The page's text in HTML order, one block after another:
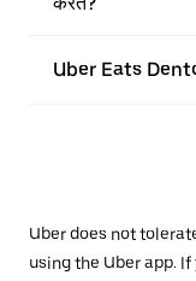
Uber Eats
Uber does not
using the Uber app.